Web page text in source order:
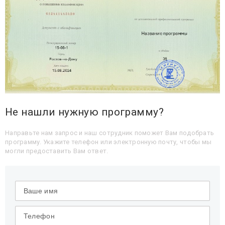
Не нашли нужную программу?
Направьте нам запрос и наш сотрудник поможет Вам подобрать
программу. Укажите телефон или электронную почту, чтобы мы
могли предоставить Вам ответ.